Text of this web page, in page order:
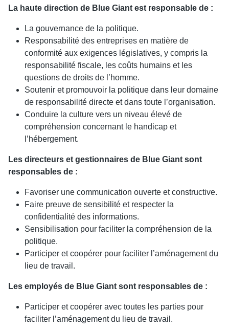
La haute direction de Blue Giant est responsable de :
La gouvernance de la politique.
Responsabilité des entreprises en matière de
conformité aux exigences législatives, y compris la
responsabilité fiscale, les coûts humains et les
questions de droits de l’homme.
Soutenir et promouvoir la politique dans leur domaine
de responsabilité directe et dans toute l’organisation.
Conduire la culture vers un niveau élevé de
compréhension concernant le handicap et
l’hébergement.
Les directeurs et gestionnaires de Blue Giant sont
responsables de :
Favoriser une communication ouverte et constructive.
Faire preuve de sensibilité et respecter la
confidentialité des informations.
Sensibilisation pour faciliter la compréhension de la
politique.
Participer et coopérer pour faciliter l’aménagement du
lieu de travail.
Les employés de Blue Giant sont responsables de :
Participer et coopérer avec toutes les parties pour
faciliter l’aménagement du lieu de travail.